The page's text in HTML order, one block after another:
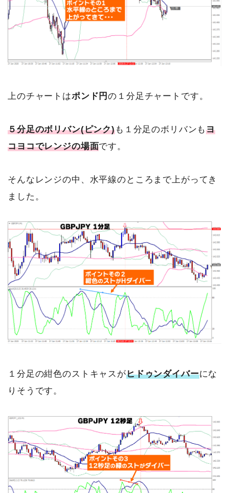
上のチャートはポンド円の１分足チャートです。
５分足のボリバン(ピンク)も１分足のボリバンもヨ
コヨコでレンジの場面です。
そんなレンジの中、水平線のところまで上がってき
ました。
１分足の紺色のストキャスがヒドゥンダイバーにな
りそうです。